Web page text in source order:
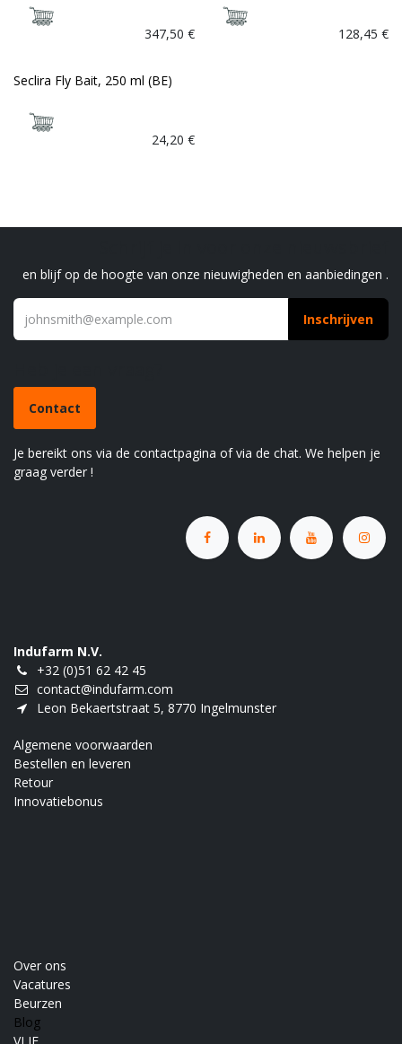
347,50 € 128,45 €
NIEUW!
Seclira Fly Bait, 250 ml (BE)
24,20 €
en blijf op de hoogte van onze nieuwigheden en aanbiedingen .
Inschrijven
Contact
Je bereikt ons via de contactpagina of via de chat. We helpen je
graag verder !
Indufarm N.V.
+32 (0)51 62 42 45
contact@indufarm.com
Leon Bekaertstraat 5, 8770 Ingelmunster
Algemene voorwaarden
Bestellen en leveren
Retour
Innovatiebonus
Over ons
Vacatures
Beurzen
Blog